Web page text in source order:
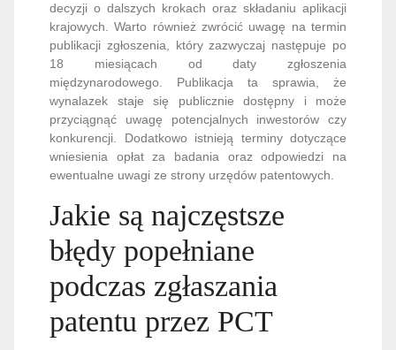
decyzji o dalszych krokach oraz składaniu aplikacji
krajowych. Warto również zwrócić uwagę na termin
publikacji zgłoszenia, który zazwyczaj następuje po
18 miesiącach od daty zgłoszenia
międzynarodowego. Publikacja ta sprawia, że
wynalazek staje się publicznie dostępny i może
przyciągnąć uwagę potencjalnych inwestorów czy
konkurencji. Dodatkowo istnieją terminy dotyczące
wniesienia opłat za badania oraz odpowiedzi na
ewentualne uwagi ze strony urzędów patentowych.
Jakie są najczęstsze
błędy popełniane
podczas zgłaszania
patentu przez PCT